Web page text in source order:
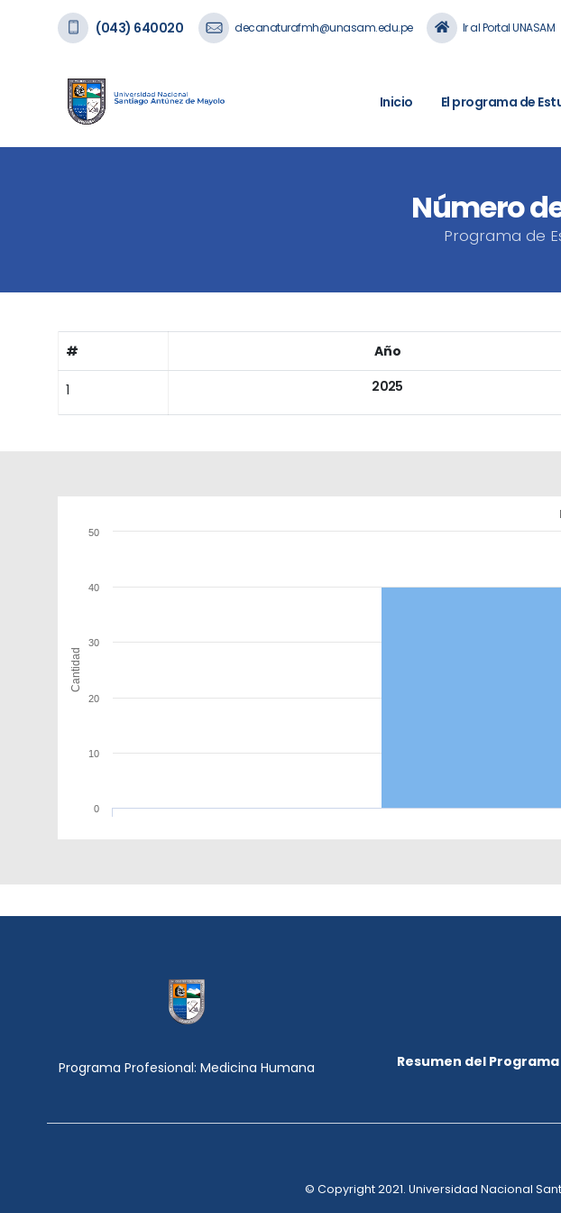
(043) 640020 decanaturafmh@unasam.edu.pe Ir al Portal UNASAM
Inicio El programa de
Número
Programa de
# Año
1 2025
Cantidad
0
10
20
30
40
50
Programa Profesional: Medicina Humana Resumen del Programa
© Copyright 2021. Universidad Nacional